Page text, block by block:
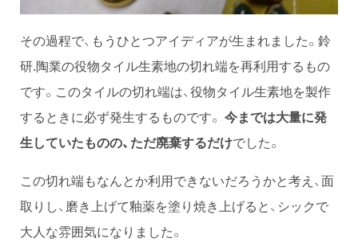
その過程で、もうひとつアイディアが生まれました。鈴
研.陶業の役物タイル生素地の切れ端を再利用するもの
です。このタイルの切れ端は、役物タイル生素地を製作
するときに必ず発生するものです。 今までは大量に発
生していたものの、ただ廃棄するだけでした。
この切れ端もなんとか利用できないだろうかと考え、面
取りし、磨き上げて釉薬を塗り焼き上げると、シックで
大人な雰囲気になりました。